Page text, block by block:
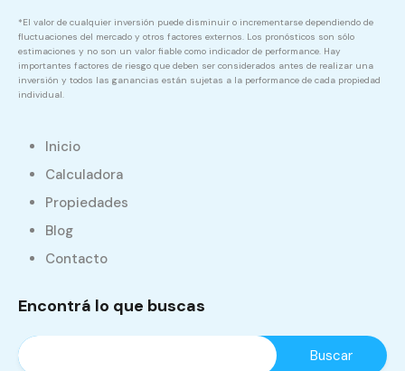
*El valor de cualquier inversión puede disminuir o incrementarse dependiendo de
fluctuaciones del mercado y otros factores externos. Los pronósticos son sólo
estimaciones y no son un valor fiable como indicador de performance. Hay
importantes factores de riesgo que deben ser considerados antes de realizar una
inversión y todos las ganancias están sujetas a la performance de cada propiedad
individual.
Inicio
Calculadora
Propiedades
Blog
Contacto
Encontrá lo que buscas